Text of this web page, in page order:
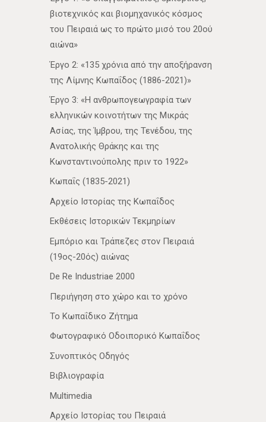
βιοτεχνικός και βιομηχανικός κόσμος
του Πειραιά ως το πρώτο μισό του 20ού
αιώνα»
Έργο 2: «135 χρόνια από την αποξήρανση
της Λίμνης Κωπαΐδος (1886-2021)»
Έργο 3: «Η ανθρωπογεωγραφία των
ελληνικών κοινοτήτων της Μικράς
Ασίας, της Ίμβρου, της Τενέδου, της
Ανατολικής Θράκης και της
Κωνσταντινούπολης πριν το 1922»
Κωπαΐς (1835-2021)
Αρχείο Ιστορίας της Κωπαΐδος
Εκθέσεις Ιστορικών Τεκμηρίων
Εμπόριο και Τράπεζες στον Πειραιά
(19ος-20ός) αιώνας
De Re Industriae 2000
Περιήγηση στο χώρο και το χρόνο
Το Κωπαΐδικο Ζήτημα
Φωτογραφικό Οδοιπορικό Κωπαΐδος
Συνοπτικός Οδηγός
Βιβλιογραφία
Multimedia
Αρχείο Ιστορίας του Πειραιά